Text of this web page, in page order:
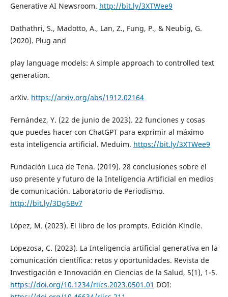
Generative AI Newsroom. http://bit.ly/3XTWee9
Dathathri, S., Madotto, A., Lan, Z., Fung, P., & Neubig, G.
(2020). Plug and
play language models: A simple approach to controlled text
generation.
arXiv. https://arxiv.org/abs/1912.02164
Fernández, Y. (22 de junio de 2023). 22 funciones y cosas
que puedes hacer con ChatGPT para exprimir al máximo
esta inteligencia artificial. Meduim. https://bit.ly/3XTWee9
Fundación Luca de Tena. (2019). 28 conclusiones sobre el
uso presente y futuro de la Inteligencia Artificial en medios
de comunicación. Laboratorio de Periodismo.
http://bit.ly/3Dg5Bv7
López, M. (2023). El libro de los prompts. Edición Kindle.
Lopezosa, C. (2023). La Inteligencia artificial generativa en la
comunicación científica: retos y oportunidades. Revista de
Investigación e Innovación en Ciencias de la Salud, 5(1), 1-5.
https://doi.org/10.1234/riics.2023.0501.01 DOI: